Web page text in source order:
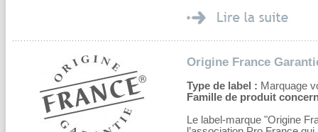
Origine France
Type de label : Marquage
Famille de produit
Le label-marque "Origine